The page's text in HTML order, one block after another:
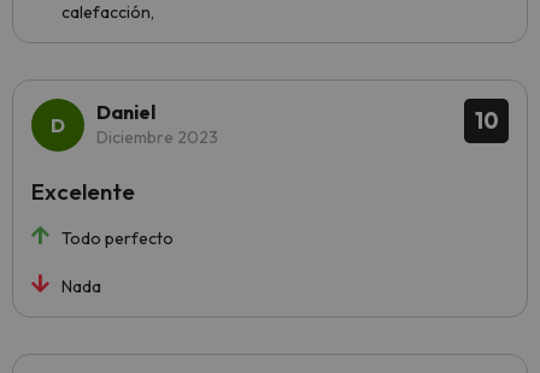
calefacción,
10
Daniel
Diciembre 2023
Todo perfecto
Nada
Excelente